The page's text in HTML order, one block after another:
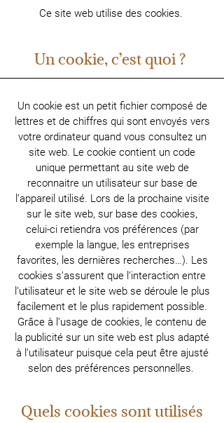
Ce site web utilise des cookies.
Un cookie, c’est quoi ?
Un cookie est un petit fichier composé de
lettres et de chiffres qui sont envoyés vers
votre ordinateur quand vous consultez un
site web. Le cookie contient un code
unique permettant au site web de
reconnaitre un utilisateur sur base de
l’appareil utilisé. Lors de la prochaine visite
sur le site web, sur base des cookies,
celui-ci retiendra vos préférences (par
exemple la langue, les entreprises
favorites, les dernières recherches…). Les
cookies s’assurent que l’interaction entre
l’utilisateur et le site web se déroule le plus
facilement et le plus rapidement possible.
Grâce à l’usage de cookies, le contenu de
la publicité sur un site web est plus adapté
à l’utilisateur puisque cela peut être ajusté
selon des préférences personnelles.
Quels cookies sont utilisés